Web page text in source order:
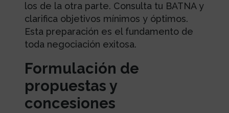
los de la otra parte. Consulta tu BATNA y
clarifica objetivos mínimos y óptimos.
Esta preparación es el fundamento de
toda negociación exitosa.
Formulación de
propuestas y
concesiones